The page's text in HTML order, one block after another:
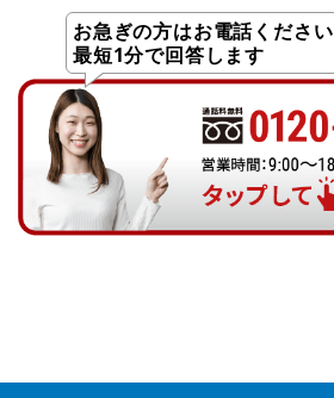
お急ぎの方はお電話ください
最短1分で回答します